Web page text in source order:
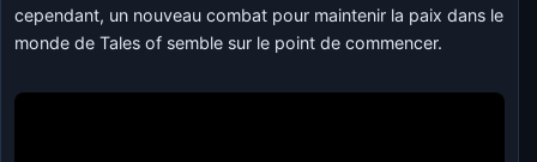
cependant, un nouveau combat pour maintenir la paix dans le
monde de Tales of semble sur le point de commencer.